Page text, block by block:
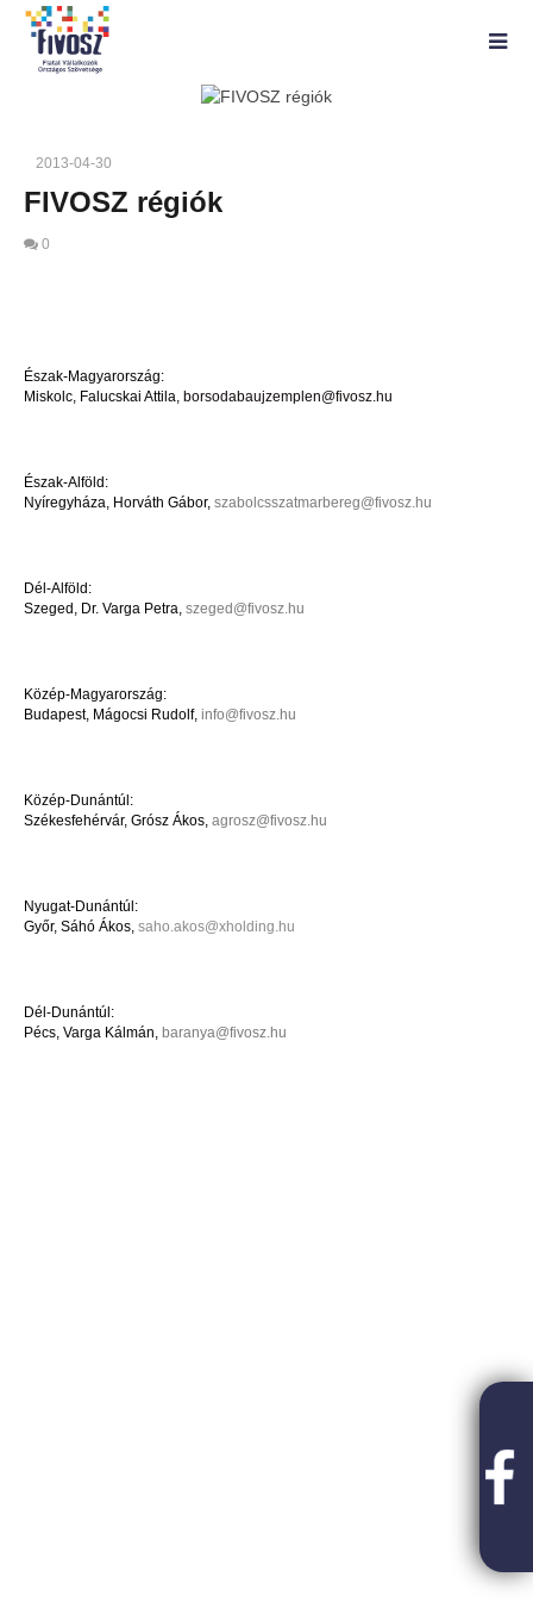
2013-04-30
FIVOSZ régiók
0
FIVOSZ régiók
Észak-Magyarország:
Miskolc, Falucskai Attila, borsodabaujzemplen@fivosz.hu
Észak-Alföld:
Nyíregyháza, Horváth Gábor, szabolcsszatmarbereg@fivosz.hu
Dél-Alföld:
Szeged, Dr. Varga Petra, szeged@fivosz.hu
Közép-Magyarország:
Budapest, Mágocsi Rudolf, info@fivosz.hu
Közép-Dunántúl:
Székesfehérvár, Grósz Ákos, agrosz@fivosz.hu
Nyugat-Dunántúl:
Győr, Sáhó Ákos, saho.akos@xholding.hu
Dél-Dunántúl:
Pécs, Varga Kálmán, baranya@fivosz.hu